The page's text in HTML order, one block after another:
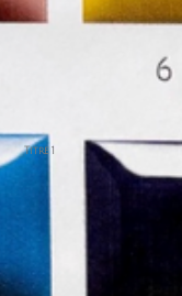
Titre 1